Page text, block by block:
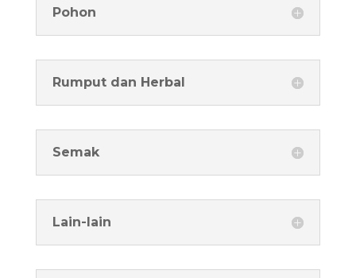
Pohon
Rumput dan Herbal
Semak
Lain-lain